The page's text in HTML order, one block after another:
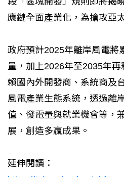
應鏈全面產業化，為搶攻亞
政府預計2025年離岸風電將
量，加上2026年至2035年
賴國內外開發商、系統商及
風電產業生態系統，透過離
值、發電量與就業機會等，
展，創造多贏成果。
延伸閱讀：